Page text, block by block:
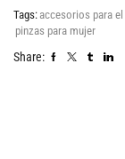
Tags: accesorios para
pinzas para mujer
Share: